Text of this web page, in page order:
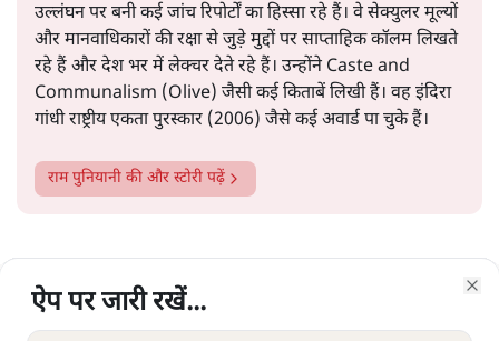
उल्लंघन पर बनी कई जांच रिपोर्टों का हिस्सा रहे हैं। वे सेक्युलर मूल्यों
और मानवाधिकारों की रक्षा से जुड़े मुद्दों पर साप्ताहिक कॉलम लिखते
रहे हैं और देश भर में लेक्चर देते रहे हैं। उन्होंने Caste and
Communalism (Olive) जैसी कई किताबें लिखी हैं। वह इंदिरा
गांधी राष्ट्रीय एकता पुरस्कार (2006) जैसे कई अवार्ड पा चुके हैं।
राम पुनियानी की और स्टोरी पढ़ें
ऐप पर जारी रखें...
ऐप पर जारी रखें...
ऐप पर जारी रखें...
ऐप पर जारी रखें...
ऐप पर जारी रखें...
ऐप पर जारी रखें...
ऐप पर जारी रखें...